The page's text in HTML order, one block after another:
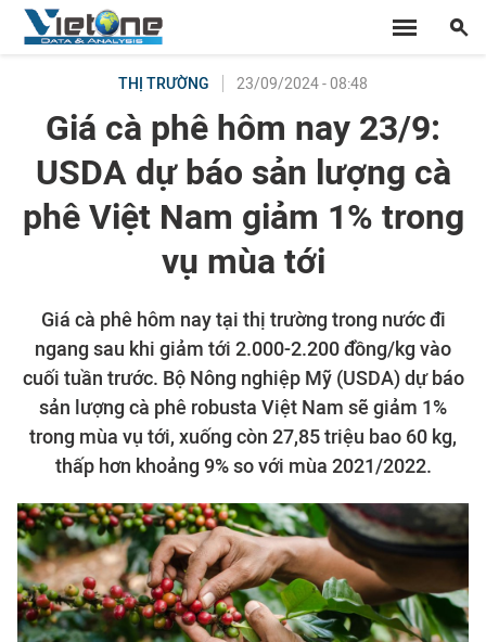
THỊ TRƯỜNG 23/09/2024 - 08:48
Giá cà phê hôm nay 23/9:
USDA dự báo sản lượng cà
phê Việt Nam giảm 1% trong
vụ mùa tới
Giá cà phê hôm nay tại thị trường trong nước đi
ngang sau khi giảm tới 2.000-2.200 đồng/kg vào
cuối tuần trước. Bộ Nông nghiệp Mỹ (USDA) dự báo
sản lượng cà phê robusta Việt Nam sẽ giảm 1%
trong mùa vụ tới, xuống còn 27,85 triệu bao 60 kg,
thấp hơn khoảng 9% so với mùa 2021/2022.